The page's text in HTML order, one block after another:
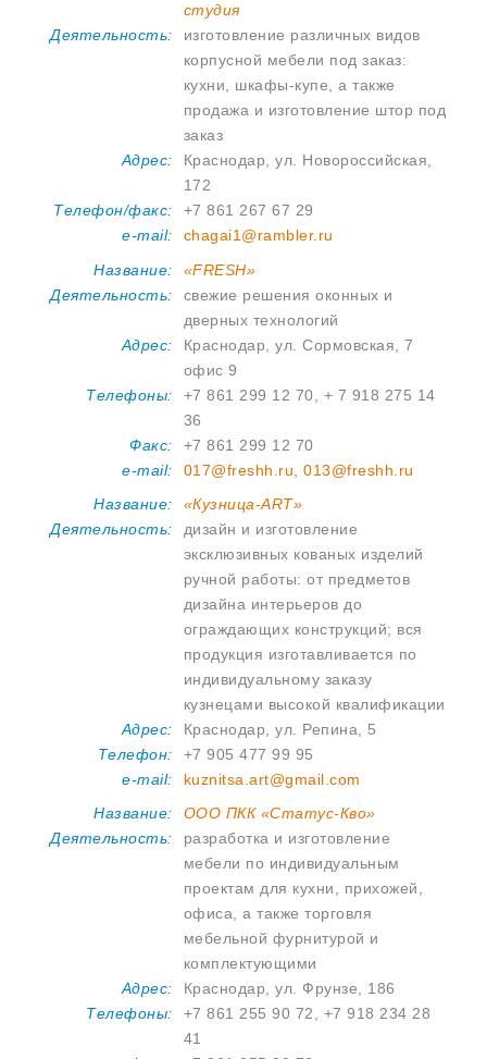
студия
Деятельность:
изготовление различных видов
корпусной мебели под заказ:
кухни, шкафы-купе, а также
продажа и изготовление штор под
заказ
Адрес:
Краснодар, ул. Новороссийская,
172
Телефон/факс:
+7 861 267 67 29
e-mail:
chagai1@rambler.ru
Название:
«FRESH»
Деятельность:
свежие решения оконных и
дверных технологий
Адрес:
Краснодар, ул. Сормовская, 7
офис 9
Телефоны:
+7 861 299 12 70, + 7 918 275 14
36
Факс:
+7 861 299 12 70
e-mail:
017@freshh.ru ,013@freshh.ru
Название:
«Кузница-ART»
Деятельность:
дизайн и изготовление
эксклюзивных кованых изделий
ручной работы: от предметов
дизайна интерьеров до
ограждающих конструкций; вся
продукция изготавливается по
индивидуальному заказу
кузнецами высокой квалификации
Адрес:
Краснодар, ул. Репина, 5
Телефон:
+7 905 477 99 95
e-mail:
kuznitsa.art@gmail.com
Название:
ООО ПКК «Статус-Кво»
Деятельность:
разработка и изготовление
мебели по индивидуальным
проектам для кухни, прихожей,
офиса, а также торговля
мебельной фурнитурой и
комплектующими
Адрес:
Краснодар, ул. Фрунзе, 186
Телефоны:
+7 861 255 90 72, +7 918 234 28
41